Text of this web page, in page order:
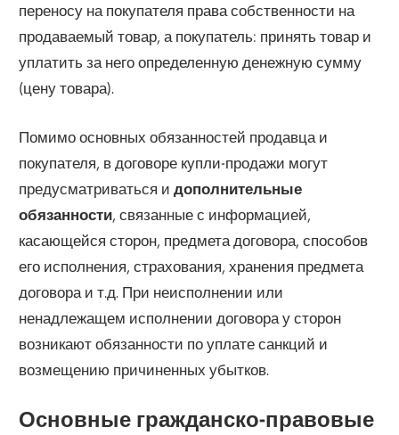
переносу на покупателя права собственности на
продаваемый товар, а покупатель: принять товар и
уплатить за него определенную денежную сумму
(цену товара).
Помимо основных обязанностей продавца и
покупателя, в договоре купли-продажи могут
предусматриваться идополнительные
обязанности, связанные с информацией,
касающейся сторон, предмета договора, способов
его исполнения, страхования, хранения предмета
договора и т.д. При неисполнении или
ненадлежащем исполнении договора у сторон
возникают обязанности по уплате санкций и
возмещению причиненных убытков.
Основные гражданско-правовые